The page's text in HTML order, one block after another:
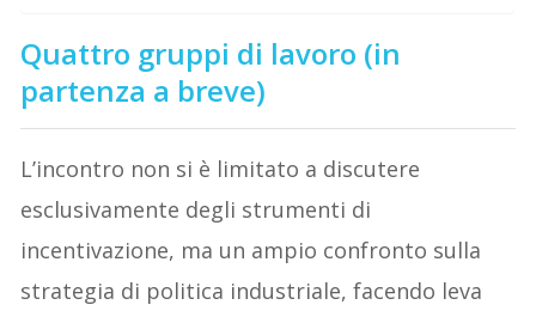
Quattro gruppi di lavoro (in
partenza a breve)
L’incontro non si è limitato a discutere
esclusivamente degli strumenti di
incentivazione, ma un ampio confronto sulla
strategia di politica industriale, facendo leva